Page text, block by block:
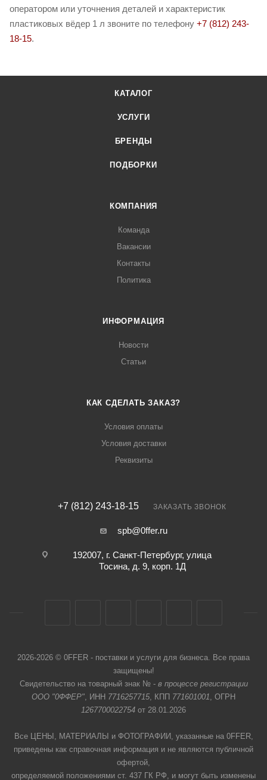
оператором или уточнения деталей и характеристик
пластиковых вёдер 1 л звоните по телефону +7 (812) 243-
18-15.
КАТАЛОГ
УСЛУГИ
БРЕНДЫ
ПОДБОРКИ
КОМПАНИЯ
Команда
Вакансии
Контакты
Политика
ИНФОРМАЦИЯ
Новости
Статьи
КАК СДЕЛАТЬ ЗАКАЗ?
Условия оплаты
Условия доставки
Реквизиты
+7 (812) 243-18-15 ЗАКАЗАТЬ ЗВОНОК
spb@0ffer.ru
192007, г. Санкт-Петербург, улица
Тосина, д. 9, корп. 1Д
2026-2026 © 0FFER - поставки и услуги для бизнеса. Все права
защищены!
Свидетельство на товарный знак № - в процессе регистрации
ООО "0ФФЕР", ИНН 7716257715, КПП 771601001, ОГРН
1267700022754 от 28.01.2026
Все ЦЕНЫ, МАТЕРИАЛЫ и ФОТОГРАФИИ, указанные на 0FFER,
приведены как справочная информация и не являются публичной
офертой,
определяемой положениями ст. 437 ГК РФ, и могут быть изменены